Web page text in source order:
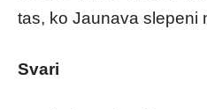
tas, ko Jaunava slepeni
Svari